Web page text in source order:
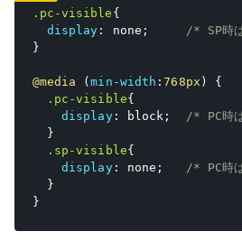
.pc-visible {
display : none ;
/* SP時
}
@media (min-width :768px )
{
.pc-visible{
display: block ;
/* PC時
}
.sp-visible{
display: none ;
/* PC時
}
}